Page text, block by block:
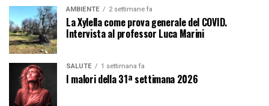
AMBIENTE 2 settimane fa
La Xylella come prova generale del COVID.
Intervista al professor Luca Marini
SALUTE 1 settimana fa
I malori della 31ª settimana 2026